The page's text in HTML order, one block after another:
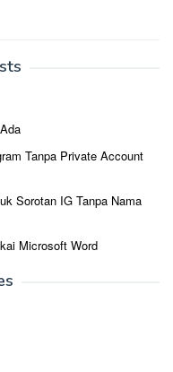
Tanpa Private Account
Sorotan IG Tanpa Nama
Microsoft Word